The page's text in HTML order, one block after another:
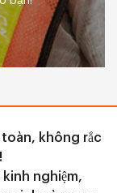
không rắc
nghiệm,